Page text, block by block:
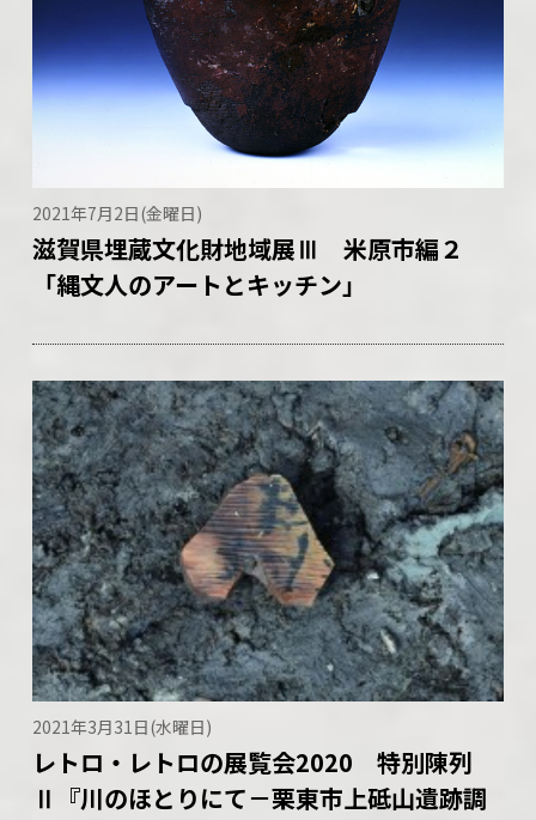
2021年7月2日(金曜日)
滋賀県埋蔵文化財地域展Ⅲ 米原市編２
「縄文人のアートとキッチン」
2021年3月31日(水曜日)
レトロ・レトロの展覧会2020 特別陳列
Ⅱ『川のほとりにて－栗東市上砥山遺跡調